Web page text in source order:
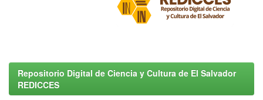
Repositorio Digital de Ciencia y Cultura de El Salvador
REDICCES